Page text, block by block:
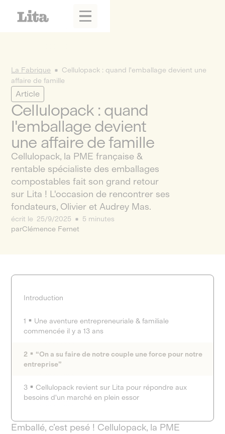
La Fabrique
Cellulopack : quand l'emballage devient une
affaire de famille
Article
Cellulopack : quand
l'emballage devient
une affaire de famille
Cellulopack, la PME française &
rentable spécialiste des emballages
compostables fait son grand retour
sur Lita ! L'occasion de rencontrer ses
fondateurs, Olivier et Audrey Mas.
écrit le 25/9/2025
5 minutes
parClémence Fernet
Introduction
1
Une aventure entrepreneuriale & familiale
commencée il y a 13 ans
2
“On a su faire de notre couple une force pour notre
entreprise”
3
Cellulopack revient sur Lita pour répondre aux
besoins d'un marché en plein essor
Emballé, c’est pesé ! Cellulopack, la PME